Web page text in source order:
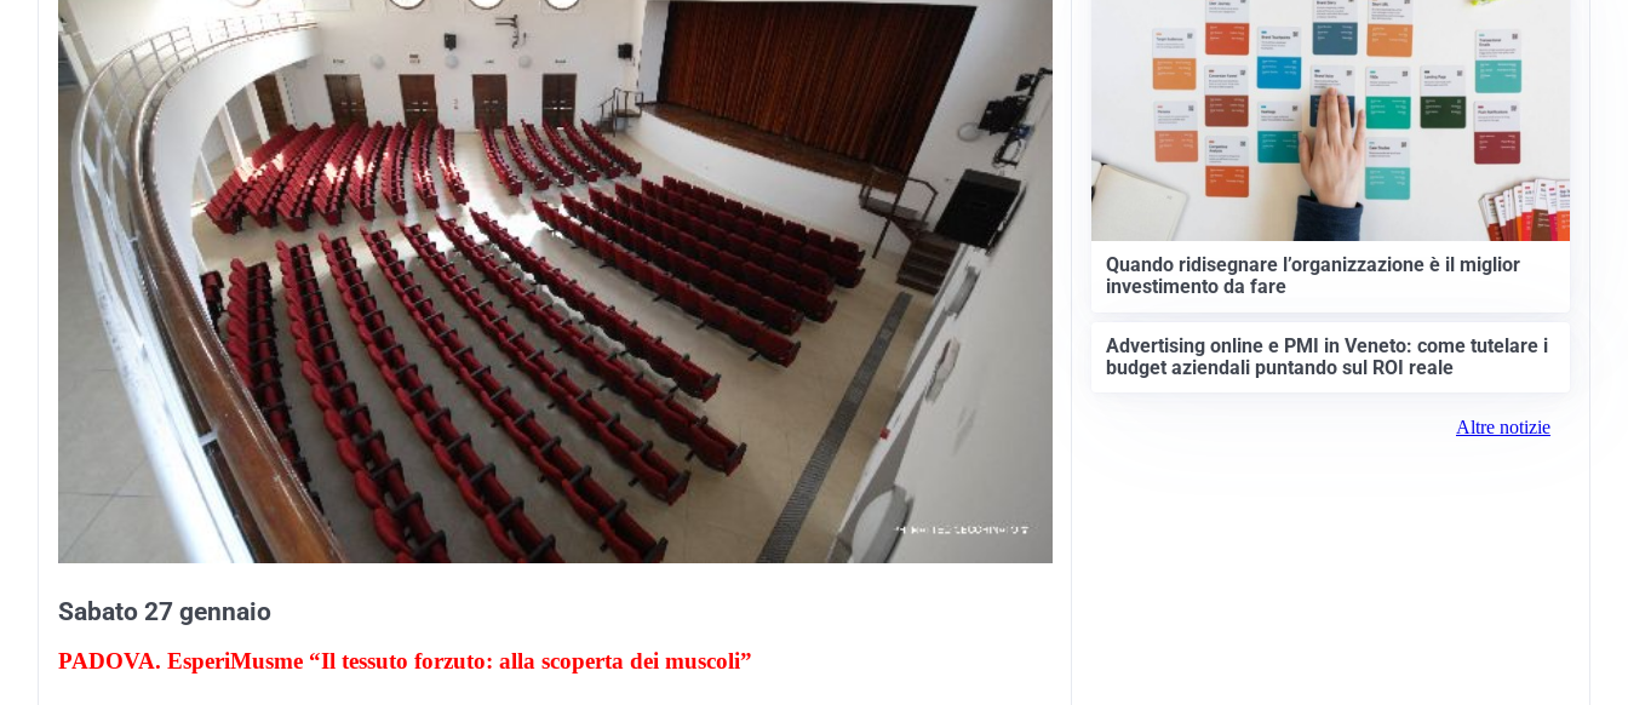
Sabato 27 gennaio
PADOVA. EsperiMusme “Il tessuto forzuto: alla scoperta dei muscoli”
Quando ridisegnare l’organizzazione è il miglior
investimento da fare
Advertising online e PMI in Veneto: come tutelare i
budget aziendali puntando sul ROI reale
Altre notizie